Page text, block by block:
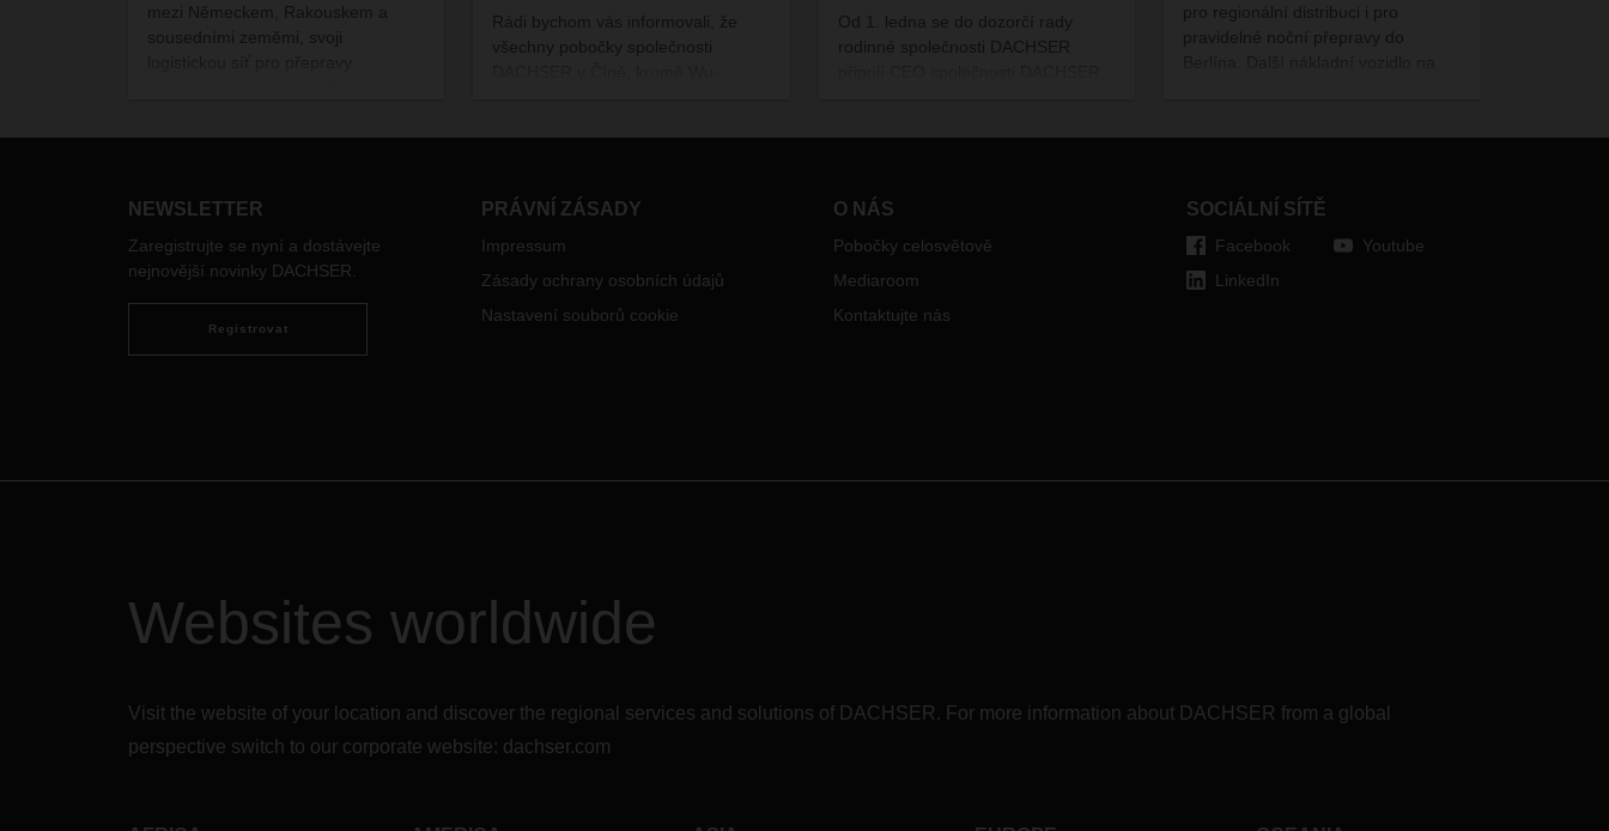
mezi Německem, Rakouskem a
sousedními zeměmi, svoji
Rádi bychom vás informovali, že
všechny pobočky společnosti
Od 1. ledna se do dozorčí rady
rodinné společnosti DACHSER
Elingem předávají vysoce stabilní a
Simon hovoří o změnách na
nejvyšší úrovni vedení společnosti
pro regionální distribuci i pro
pravidelné noční přepravy do
realizovat dodávky pro
NEWSLETTER
Zaregistrujte se nyní a dostávejte
nejnovější novinky DACHSER.
Registrovat
PRÁVNÍ ZÁSADY
Impressum
Zásady ochrany osobních údajů
Nastavení souborů cookie
O NÁS
Pobočky celosvětově
Mediaroom
Kontaktujte nás
SOCIÁLNÍ SÍTĚ
Facebook
LinkedIn
Youtube
Websites worldwide
Visit the website of your location and discover the regional services and solutions of DACHSER. For more information about DACHSER from a global
perspective switch to our corporate website: dachser.com